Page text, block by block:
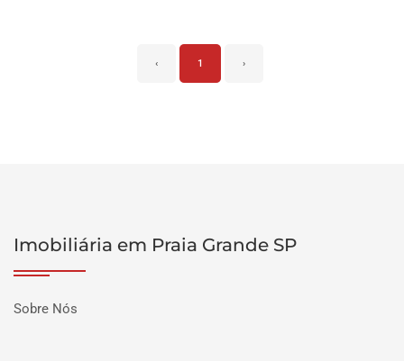
‹ 1 ›
Imobiliária em Praia Grande SP
Sobre Nós